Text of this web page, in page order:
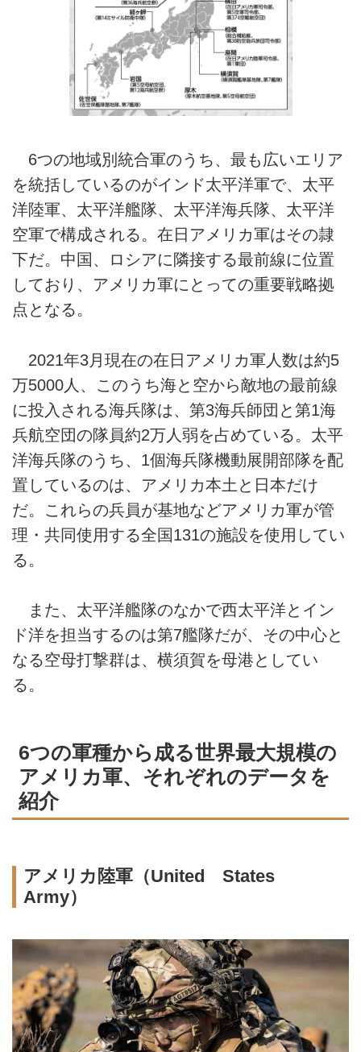
6つの地域別統合軍のうち、最も広いエリア
を統括しているのがインド太平洋軍で、太平
洋陸軍、太平洋艦隊、太平洋海兵隊、太平洋
空軍で構成される。在日アメリカ軍はその隷
下だ。中国、ロシアに隣接する最前線に位置
しており、アメリカ軍にとっての重要戦略拠
点となる。
2021年3月現在の在日アメリカ軍人数は約5
万5000人、このうち海と空から敵地の最前線
に投入される海兵隊は、第3海兵師団と第1海
兵航空団の隊員約2万人弱を占めている。太平
洋海兵隊のうち、1個海兵隊機動展開部隊を配
置しているのは、アメリカ本土と日本だけ
だ。これらの兵員が基地などアメリカ軍が管
理・共同使用する全国131の施設を使用してい
る。
また、太平洋艦隊のなかで西太平洋とイン
ド洋を担当するのは第7艦隊だが、その中心と
なる空母打撃群は、横須賀を母港としてい
る。
6つの軍種から成る世界最大規模の
アメリカ軍、それぞれのデータを
紹介
アメリカ陸軍（United States
Army）